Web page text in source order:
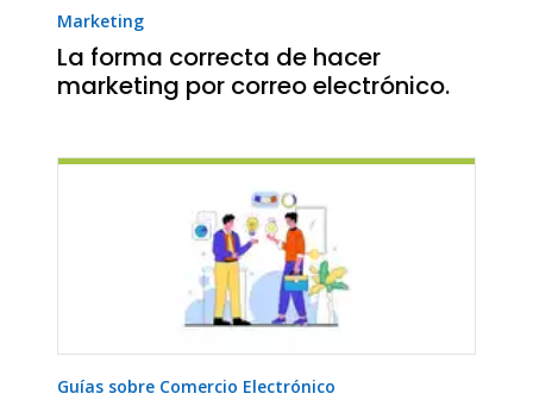
Marketing
La forma correcta de hacer
marketing por correo electrónico.
Guías sobre Comercio Electrónico